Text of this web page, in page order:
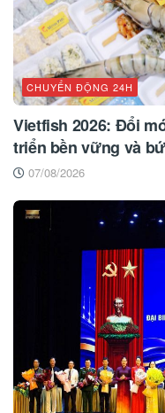
CHUYỂN ĐỘNG 24H
Vietfish 2026: Đổi
triển bền vững và
07/08/2026